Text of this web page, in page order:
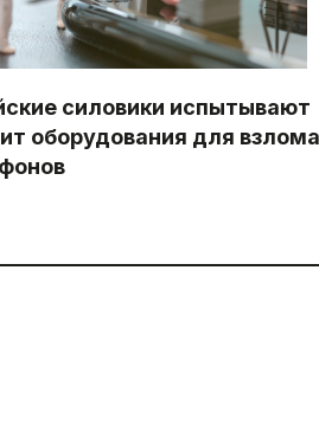
силовики испытывают
оборудования для взлома